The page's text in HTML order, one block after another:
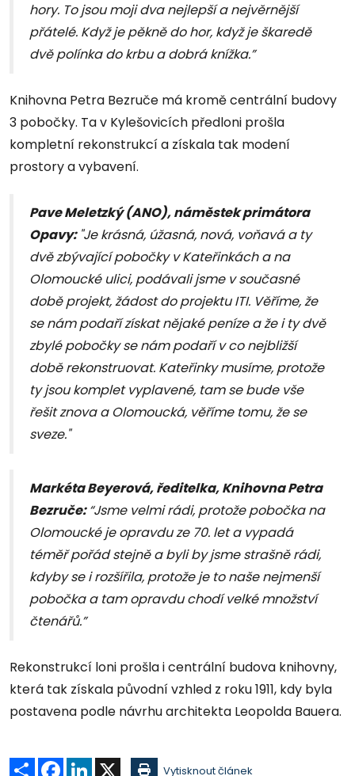
hory. To jsou moji dva nejlepší a nejvěrnější
přátelé. Když je pěkně do hor, když je škaredě
dvě polínka do krbu a dobrá knížka.”
Knihovna Petra Bezruče má kromě centrální budovy
3 pobočky. Ta v Kylešovicích předloni prošla
kompletní rekonstrukcí a získala tak modení
prostory a vybavení.
Pave Meletzký (ANO), náměstek primátora
Opavy: "Je krásná, úžasná, nová, voňavá a ty
dvě zbývající pobočky v Kateřinkách a na
Olomoucké ulici, podávali jsme v současné
době projekt, žádost do projektu ITI. Věříme, že
se nám podaří získat nějaké peníze a že i ty dvě
zbylé pobočky se nám podaří v co nejbližší
době rekonstruovat. Kateřinky musíme, protože
ty jsou komplet vyplavené, tam se bude vše
řešit znova a Olomoucká, věříme tomu, že se
sveze."
Markéta Beyerová, ředitelka, Knihovna Petra
Bezruče:“Jsme velmi rádi, protože pobočka na
Olomoucké je opravdu ze 70. let a vypadá
téměř pořád stejně a byli by jsme strašně rádi,
kdyby se i rozšířila, protože je to naše nejmenší
pobočka a tam opravdu chodí velké množství
čtenářů.”
Rekonstrukcí loni prošla i centrální budova knihovny,
která tak získala původní vzhled z roku 1911, kdy byla
postavena podle návrhu architekta Leopolda Bauera.
Sdílet Facebook
LinkedIn Vytisknout článek